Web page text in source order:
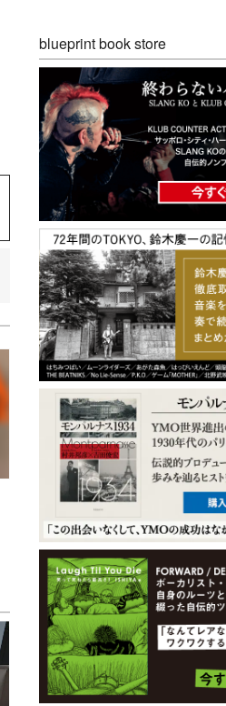
blueprint book store